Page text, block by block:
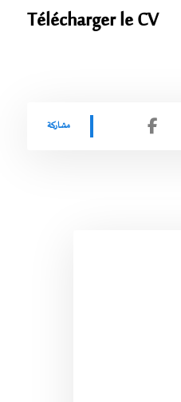
Télécharger le CV